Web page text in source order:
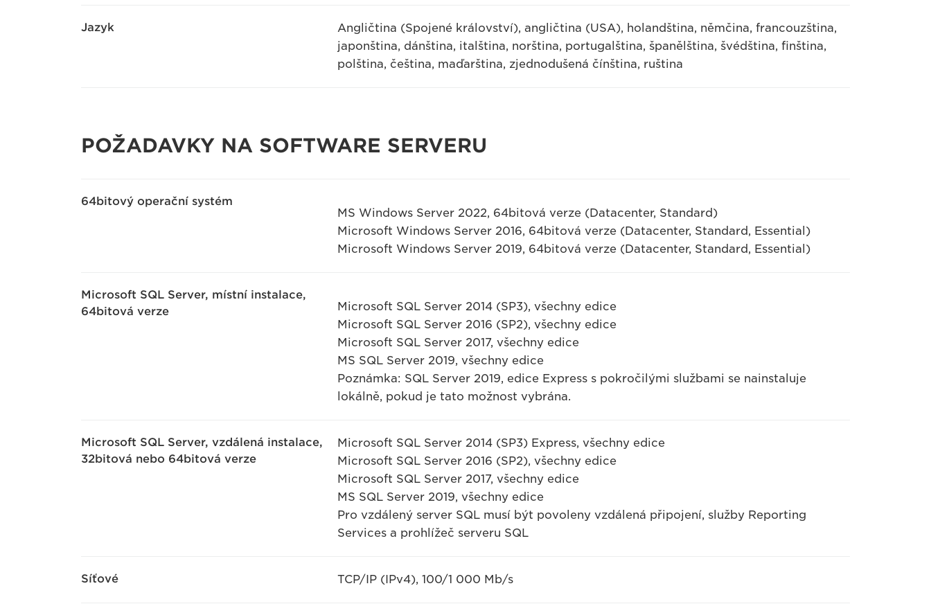
Jazyk
Angličtina (Spojené království), angličtina (USA), holandština, němčina, francouzština,
japonština, dánština, italština, norština, portugalština, španělština, švédština, finština,
polština, čeština, maďarština, zjednodušená čínština, ruština
POŽADAVKY NA SOFTWARE SERVERU
64bitový operační systém
MS Windows Server 2022, 64bitová verze (Datacenter, Standard)
Microsoft Windows Server 2016, 64bitová verze (Datacenter, Standard, Essential)
Microsoft Windows Server 2019, 64bitová verze (Datacenter, Standard, Essential)
Microsoft SQL Server, místní instalace,
64bitová verze
Microsoft SQL Server 2014 (SP3), všechny edice
Microsoft SQL Server 2016 (SP2), všechny edice
Microsoft SQL Server 2017, všechny edice
MS SQL Server 2019, všechny edice
Poznámka: SQL Server 2019, edice Express s pokročilými službami se nainstaluje
lokálně, pokud je tato možnost vybrána.
Microsoft SQL Server, vzdálená instalace,
32bitová nebo 64bitová verze
Microsoft SQL Server 2014 (SP3) Express, všechny edice
Microsoft SQL Server 2016 (SP2), všechny edice
Microsoft SQL Server 2017, všechny edice
MS SQL Server 2019, všechny edice
Pro vzdálený server SQL musí být povoleny vzdálená připojení, služby Reporting
Services a prohlížeč serveru SQL
Síťové TCP/IP (IPv4), 100/1 000 Mb/s